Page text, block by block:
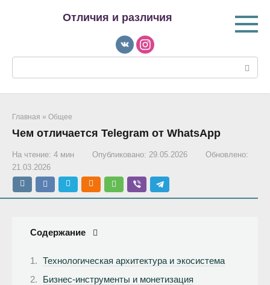
Отличия и различия
Главная » Общее
Чем отличается Telegram от WhatsApp
На чтение: 4 мин Опубликовано: 29.05.2026
Обновлено:
21.03.2026
Содержание
Технологическая архитектура и экосистема
Бизнес-инструменты и монетизация